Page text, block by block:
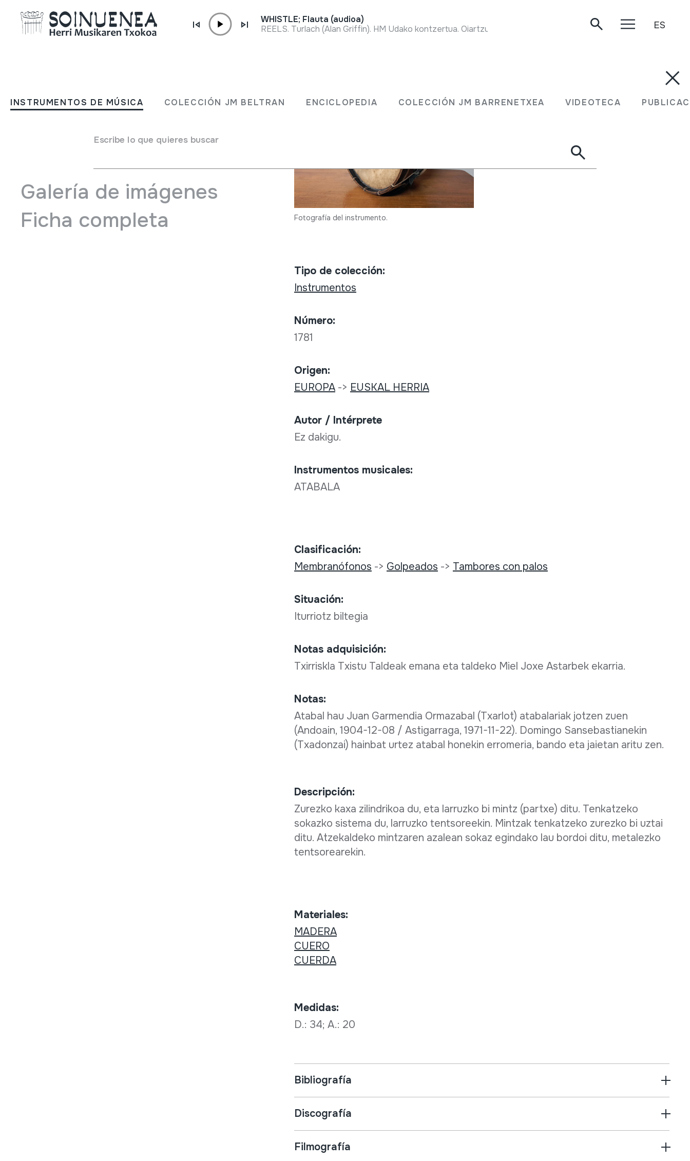
INSTRUMENTOS DE MÚSICA COLECCIÓN JM BELTRAN ENCICLOPEDIA COLECCIÓN JM BARRENETXEA VIDEOTECA
Escribe lo que quieres buscar
WHISTLE; Flauta (audioa)
REELS. Turlach (Alan Griffin). HM Udako kontzertua. Oiartzun, 2004-06-26.
ES
ATABALA
Tipo de Instrumento de música
Galería de imágenes
Ficha completa
Fotografía del instrumento.
Tipo de colección:
Instrumentos
Número:
1781
Origen:
EUROPA-> EUSKAL HERRIA
Autor / Intérprete
Ez dakigu.
Instrumentos musicales:
ATABALA
Clasificación:
Membranófonos -> Golpeados -> Tambores con palos
Situación:
Iturriotz biltegia
Notas adquisición:
Txirriskla Txistu Taldeak emana eta taldeko Miel Joxe Astarbek ekarria.
Notas:
Atabal hau Juan Garmendia Ormazabal (Txarlot) atabalariak jotzen zuen
(Andoain, 1904-12-08 / Astigarraga, 1971-11-22). Domingo Sansebastianekin
(Txadonzai) hainbat urtez atabal honekin erromeria, bando eta jaietan aritu zen.
Descripción:
Zurezko kaxa zilindrikoa du, eta larruzko bi mintz (partxe) ditu. Tenkatzeko
sokazko sistema du, larruzko tentsoreekin. Mintzak tenkatzeko zurezko bi uztai
ditu. Atzekaldeko mintzaren azalean sokaz egindako lau bordoi ditu, metalezko
tentsorearekin.
Materiales:
MADERA
CUERO
CUERDA
Medidas:
D.: 34; A.: 20
Bibliografía
Discografía
Filmografía